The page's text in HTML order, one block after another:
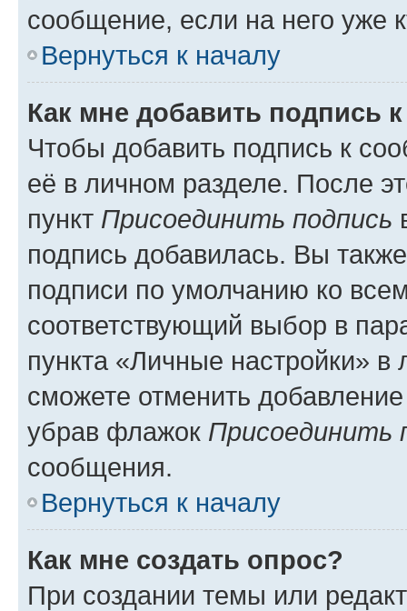
сообщение, если на него уже
Вернуться к началу
Как мне добавить подпись
Чтобы добавить подпись к
её в личном разделе. После
пункт Присоединить подпись
подпись добавилась. Вы
подписи по умолчанию ко
соответствующий выбор в
пункта «Личные настройки»
сможете отменить
убрав флажок Присоединить
сообщения.
Вернуться к началу
Как мне создать опрос?
При создании темы или